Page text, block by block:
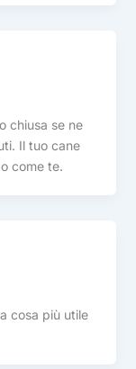
chiusa se ne
Il tuo cane
come te.
cosa più utile